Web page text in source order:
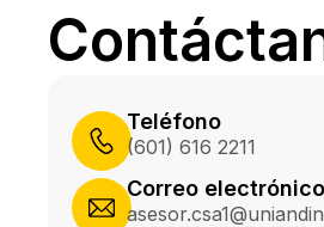
Teléfono
(601) 616 2211
Correo electrónico